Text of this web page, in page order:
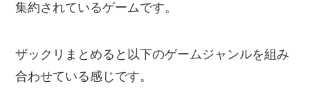
集約されているゲームです。
ザックリまとめると以下のゲームジャンルを組み
合わせている感じです。